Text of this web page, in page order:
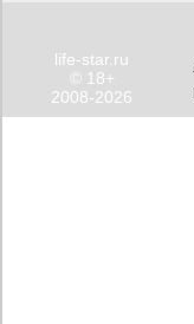
life-star.ru
© 18+
2008-2026